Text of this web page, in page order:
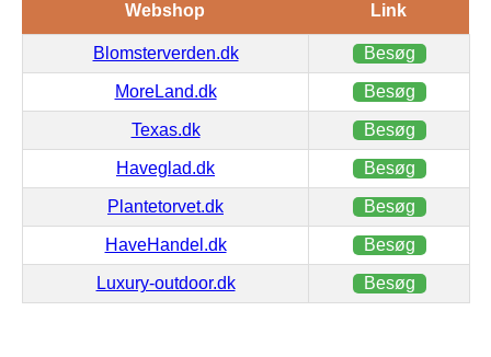
Webshop Link
Blomsterverden.dk Besøg
MoreLand.dk Besøg
Texas.dk Besøg
Haveglad.dk Besøg
Plantetorvet.dk Besøg
HaveHandel.dk Besøg
Luxury-outdoor.dk Besøg